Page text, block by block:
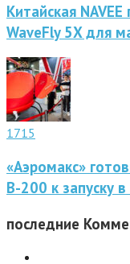
Китайская
WaveFly 5X для
1715
«Аэромакс»
В-200 к запуску
последние